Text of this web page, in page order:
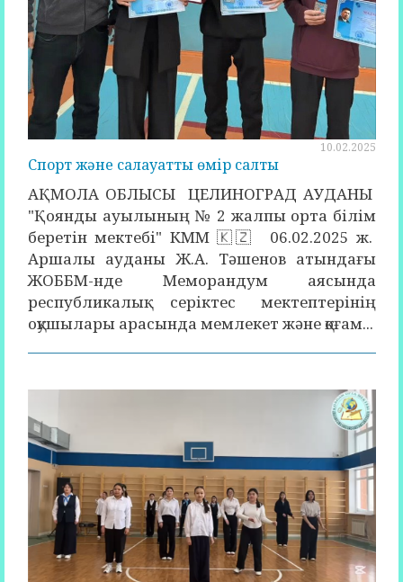
10.02.2025
Спорт және салауатты өмір салты
АҚМОЛА ОБЛЫСЫ ЦЕЛИНОГРАД АУДАНЫ
"Қоянды ауылының № 2 жалпы орта білім
беретін мектебі" КММ 🇰🇿 06.02.2025 ж.
Аршалы ауданы Ж.А. Тәшенов атындағы
ЖОББМ-нде Меморандум аясында
республикалық серіктес мектептерінің
оқушылары арасында мемлекет және қоғам...